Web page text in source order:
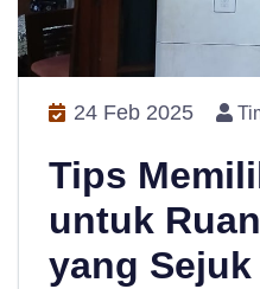
24 Feb 2025
Tips
untuk
yang Sejuk